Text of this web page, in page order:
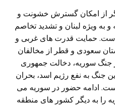
از امکان گسترش خشونت و
به ویژه لبنان و تشدید تخاصم
است. حمایت قدرت های غربی و
سعودی و قطر از مخالفان
جنگ سوریه، دخالت جمهوری
جنگ به نفع رژیم اسد، بحران
است. ادامه حضور در سوریه می
را به دیگر کشور های منطقه